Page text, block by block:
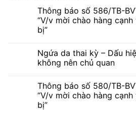
Thông báo số 586/TB-
“V/v mời chào hàng
bị”
bình
luận
ở
số
586/TB-
BVVĐ
ngày
Ngứa da thai kỳ – Dấu
không nên chủ quan
bình
luận
Ngứa
Thông báo số 580/TB-
“V/v mời chào hàng
bị”